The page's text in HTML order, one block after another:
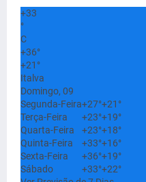
+33
°
C
+36°
+21°
Italva
Domingo, 09
Segunda-Feira+27°+21°
Terça-Feira
+23°+19°
Quarta-Feira
+23°+18°
Quinta-Feira
+33°+16°
Sexta-Feira
+36°+19°
Sábado
+33°+22°